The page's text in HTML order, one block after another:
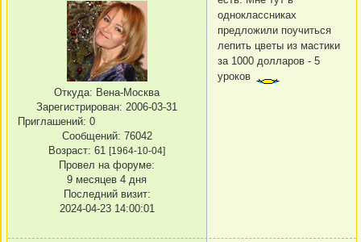
Откуда: Вена-Москва
Зарегистрирован: 2006-03-31
Приглашений: 0
Сообщений: 76042
Возраст: 61 [1964-10-04]
Провел на форуме:
9 месяцев 4 дня
Последний визит:
2024-04-23 14:00:01
одноклассниках
предложили поучиться
лепить цветы из мастики
за 1000 долларов - 5
уроков